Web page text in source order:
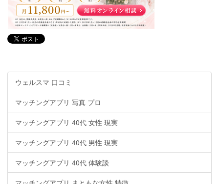
ウェルスマ 口コミ
マッチングアプリ 写真 プロ
マッチングアプリ 40代 女性 現実
マッチングアプリ 40代 男性 現実
マッチングアプリ 40代 体験談